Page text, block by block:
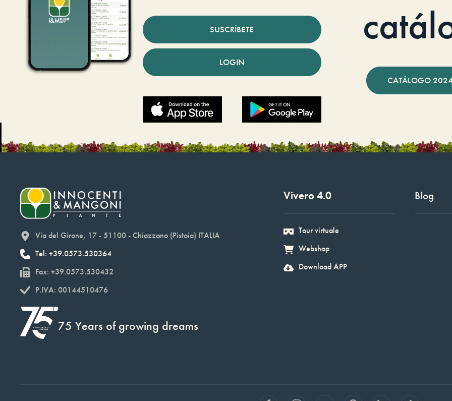
SUSCRÍBETE
LOGIN
CATÁLOGO
Via del Girone, 17 - 51100 - Chiazzano (Pistoia) ITALIA
Tel: +39.0573.530364
Fax: +39.0573.530432
P.IVA: 00144510476
75 Years of growing dreams
Vivero 4.0
Tour virtuale
Webshop
Download APP
Blog